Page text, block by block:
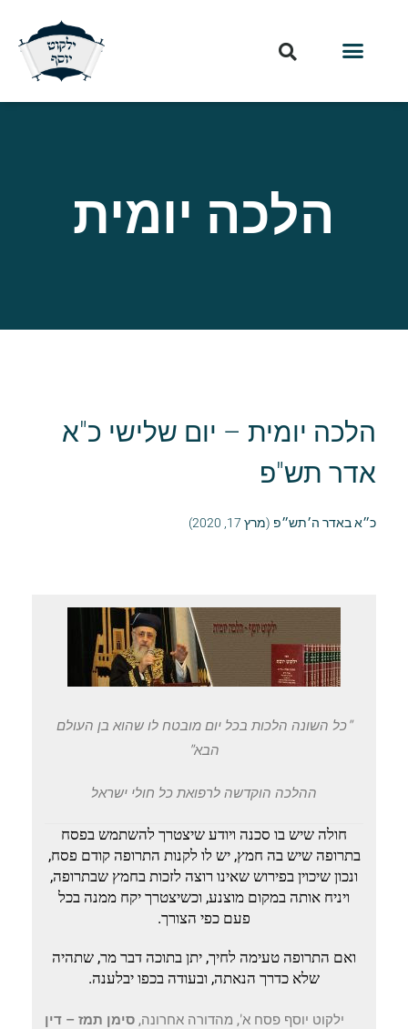
הלכה יומית
הלכה יומית – יום שלישי כ"א
אדר תש"פ
כ״א באדר ה׳תש״פ (מרץ 17, 2020)
"כל השונה הלכות בכל יום מובטח לו שהוא בן העולם
הבא"
ההלכה הוקדשה לרפואת כל חולי ישראל
חולה שיש בו סכנה ויודע שיצטרך להשתמש בפסח
בתרופה שיש בה חמץ, יש לו לקנות התרופה קודם פסח,
ונכון שיכוין בפירוש שאינו רוצה לזכות בחמץ שבתרופה,
ויניח אותה במקום מוצנע, וכשיצטרך יקח ממנה בכל
פעם כפי הצורך.
ואם התרופה טעימה לחיך, יתן בתוכה דבר מר, שתהיה
שלא כדרך הנאתה, ובעודה בכפו יבלענה.
ילקוט יוסף פסח א', מהדורה אחרונה, סימן תמז – דין